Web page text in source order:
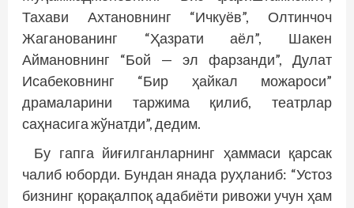
Тахави Ахтановнинг “Ичкуёв”, Олтинчоч
Жаганованинг “Ҳазрати аёл”, Шакен
Аймановнинг “Бой — эл фарзанди”, Дулат
Исабековнинг “Бир ҳайкал можароси”
драмаларини таржима қилиб, театрлар
саҳнасига жўнатди”, дедим.
Бу гапга йиғилганларнинг ҳаммаси қарсак
чалиб юборди. Бундан янада руҳланиб: “Устоз
бизнинг қорақалпоқ адабиёти ривожи учун ҳам